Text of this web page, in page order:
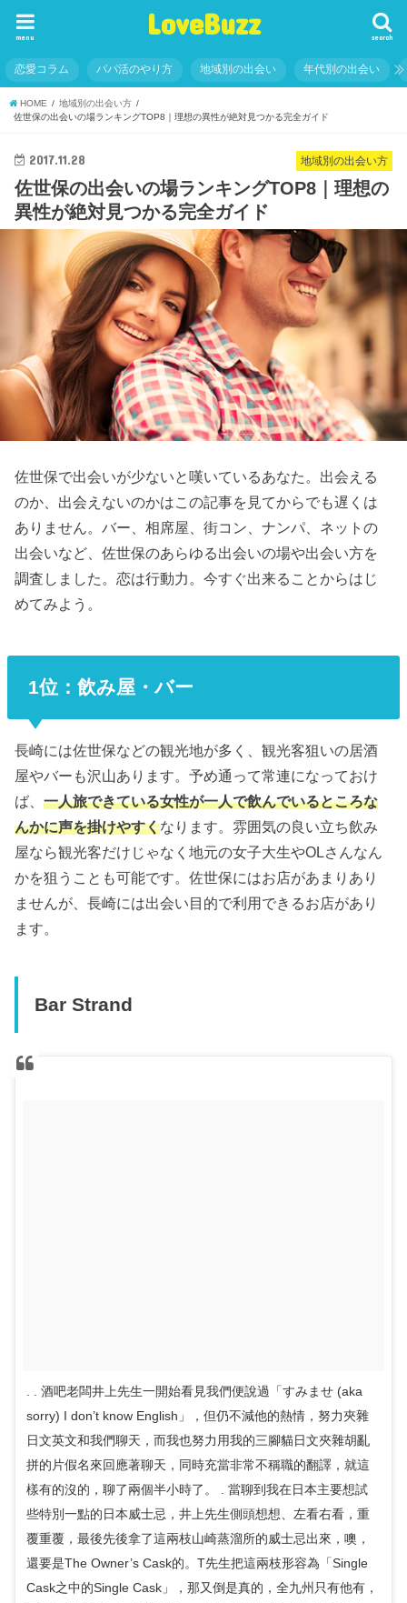
LoveBuzz search
menu
恋愛コラム パパ活のやり方 地域別の出会い 年代別の出会い
HOME
地域別の出会い方
佐世保の出会いの場ランキングTOP8｜理想の異性が絶対見つかる完全ガイド
地域別の出会い方
2017.11.28
佐世保の出会いの場ランキングTOP8｜理想の
異性が絶対見つかる完全ガイド
佐世保で出会いが少ないと嘆いているあなた。出会える
のか、出会えないのかはこの記事を見てからでも遅くは
ありません。バー、相席屋、街コン、ナンパ、ネットの
出会いなど、佐世保のあらゆる出会いの場や出会い方を
調査しました。恋は行動力。今すぐ出来ることからはじ
めてみよう。
1位：飲み屋・バー
長崎には佐世保などの観光地が多く、観光客狙いの居酒
屋やバーも沢山あります。予め通って常連になっておけ
ば、一人旅できている女性が一人で飲んでいるところな
んかに声を掛けやすくなります。雰囲気の良い立ち飲み
屋なら観光客だけじゃなく地元の女子大生やOLさんなん
かを狙うことも可能です。佐世保にはお店があまりあり
ませんが、長崎には出会い目的で利用できるお店があり
ます。
Bar Strand
. . 酒吧老闆井上先生一開始看見我們便說過「すみませ (aka
sorry) I don’t know English」，但仍不減他的熱情，努力夾雜
日文英文和我們聊天，而我也努力用我的三腳貓日文夾雜胡亂
拼的片假名來回應著聊天，同時充當非常不稱職的翻譯，就這
樣有的沒的，聊了兩個半小時了。 . 當聊到我在日本主要想試
些特別一點的日本威士忌，井上先生側頭想想、左看右看，重
覆重覆，最後先後拿了這兩枝山崎蒸溜所的威士忌出來，噢，
還要是The Owner’s Cask的。T先生把這兩枝形容為「Single
Cask之中的Single Cask」，那又倒是真的，全九州只有他有，